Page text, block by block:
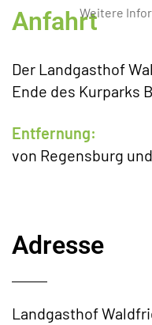
Anfahrt
Der Landgasthof
Ende des Kurparks
Entfernung:
von Regensburg
Adresse
Landgasthof
Weitere